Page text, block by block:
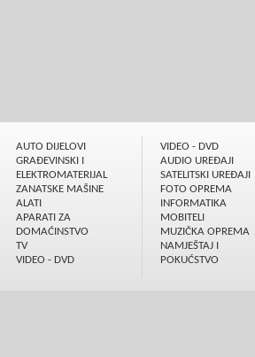
AUTO DIJELOVI
GRAÐEVINSKI I
ELEKTROMATERIJAL
ZANATSKE MAŠINE
ALATI
APARATI ZA
DOMAĆINSTVO
TV
VIDEO - DVD
VIDEO - DVD
AUDIO UREÐAJI
SATELITSKI UREÐAJI
FOTO OPREMA
INFORMATIKA
MOBITELI
MUZIČKA OPREMA
NAMJEŠTAJ I
POKUĆSTVO